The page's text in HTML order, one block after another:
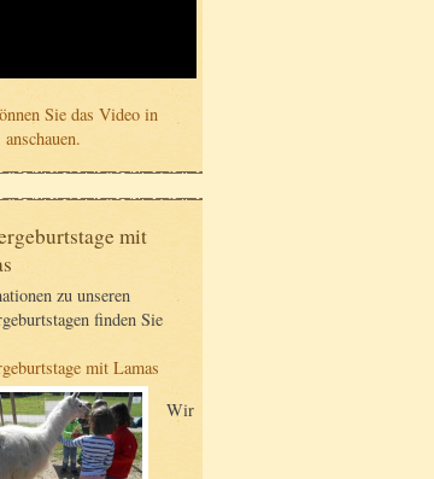
Sie das Video in
mit
zu unseren
finden Sie
mit Lamas
Wir